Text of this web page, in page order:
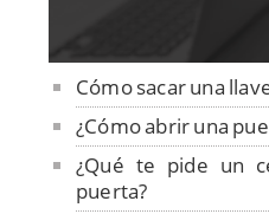
Cómo sacar una
¿Cómo abrir una
¿Qué te pide un
puerta?